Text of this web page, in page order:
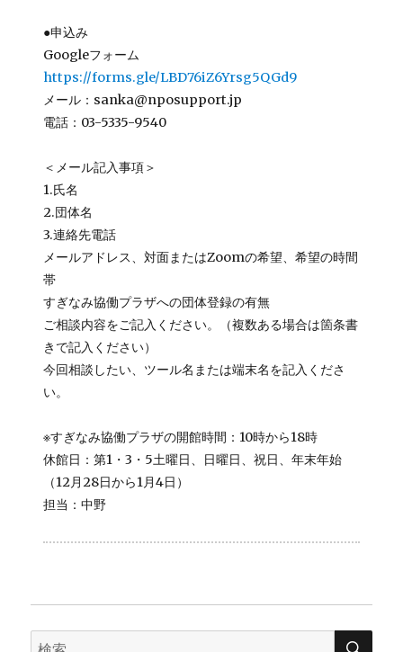
●申込み
Googleフォーム
https://forms.gle/LBD76iZ6Yrsg5QGd9
メール：sanka@nposupport.jp
電話：03-5335-9540
＜メール記入事項＞
1.氏名
2.団体名
3.連絡先電話
メールアドレス、対面またはZoomの希望、希望の時間
帯
すぎなみ協働プラザへの団体登録の有無
ご相談内容をご記入ください。（複数ある場合は箇条書
きで記入ください）
今回相談したい、ツール名または端末名を記入くださ
い。
※すぎなみ協働プラザの開館時間：10時から18時
休館日：第1・3・5土曜日、日曜日、祝日、年末年始
（12月28日から1月4日）
担当：中野
検
検